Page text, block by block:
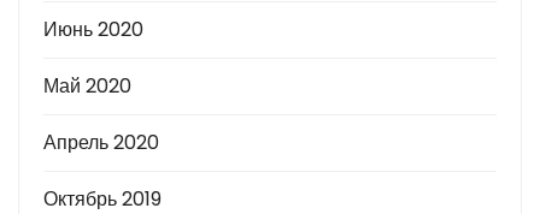
Июнь 2020
Май 2020
Апрель 2020
Октябрь 2019